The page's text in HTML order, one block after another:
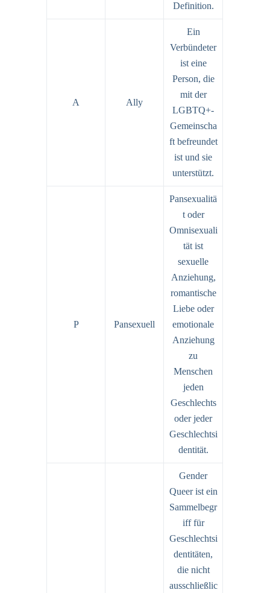
Definition.
A Ally
Ein
Verbündeter
ist eine
Person, die
mit der
LGBTQ+-
Gemeinscha
ft befreundet
ist und sie
unterstützt.
P Pansexuell
Pansexualitä
t oder
Omnisexuali
tät ist
sexuelle
Anziehung,
romantische
Liebe oder
emotionale
Anziehung
zu
Menschen
jeden
Geschlechts
oder jeder
Geschlechtsi
dentität.
Gender
Queer ist ein
Sammelbegr
iff für
Geschlechtsi
dentitäten,
die nicht
ausschließlic